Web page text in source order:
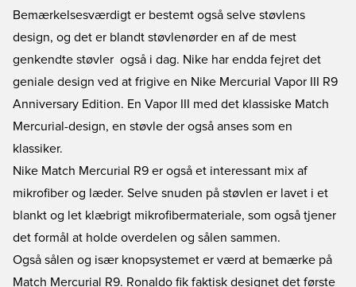
Bemærkelsesværdigt er bestemt også selve støvlens
design, og det er blandt støvlenørder en af de mest
genkendte støvler  også i dag. Nike har endda fejret det
geniale design ved at frigive en Nike Mercurial Vapor III R9
Anniversary Edition. En Vapor III med det klassiske Match
Mercurial-design, en støvle der også anses som en
klassiker.
Nike Match Mercurial R9 er også et interessant mix af
mikrofiber og læder. Selve snuden på støvlen er lavet i et
blankt og let klæbrigt mikrofibermateriale, som også tjener
det formål at holde overdelen og sålen sammen.
Også sålen og især knopsystemet er værd at bemærke på
Match Mercurial R9. Ronaldo fik faktisk designet det første